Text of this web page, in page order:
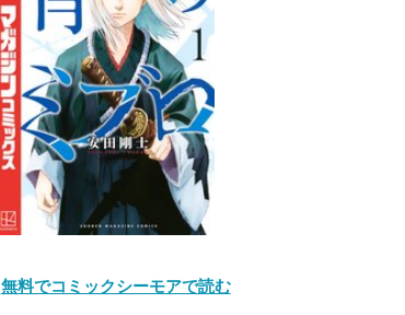
無料でコミックシーモアで読む